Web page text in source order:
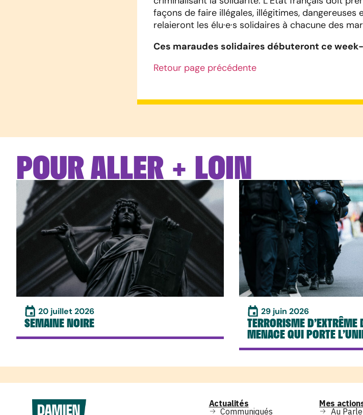
façons de faire illégales, illégitimes, dangereuses
relaieront les élu·e·s solidaires à chacune des
Ces maraudes solidaires débuteront ce
Retour page précédente
POUR ALLER + LOIN
20 juillet 2026
SEMAINE NOIRE
29 juin 2026
TERRORISME D’EXTRÊME
MENACE QUI PORTE
Actualités
Communiqués
Mes
Au